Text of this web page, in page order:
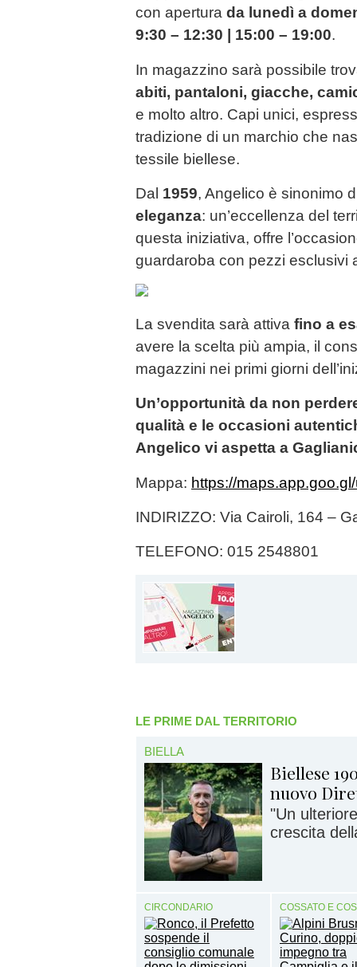
con apertura da lunedì a
9:30 – 12:30 | 15:00 – 19:00.
In magazzino sarà possibile
abiti, pantaloni, giacche,
e molto altro. Capi unici,
tradizione di un marchio che
tessile biellese.
Dal 1959, Angelico è sinonimo
eleganza: un’eccellenza del
questa iniziativa, offre
guardaroba con pezzi esclusivi
La svendita sarà attiva fino a
avere la scelta più ampia, il
magazzini nei primi giorni
Un’opportunità da non
qualità e le occasioni
Angelico vi aspetta a
Mappa: https://
INDIRIZZO: Via Cairoli, 164 –
TELEFONO: 015 2548801
LE PRIME DAL TERRITORIO
BIELLA
Biellese
nuovo
"Un
crescita
CIRCONDARIO COSSATO E